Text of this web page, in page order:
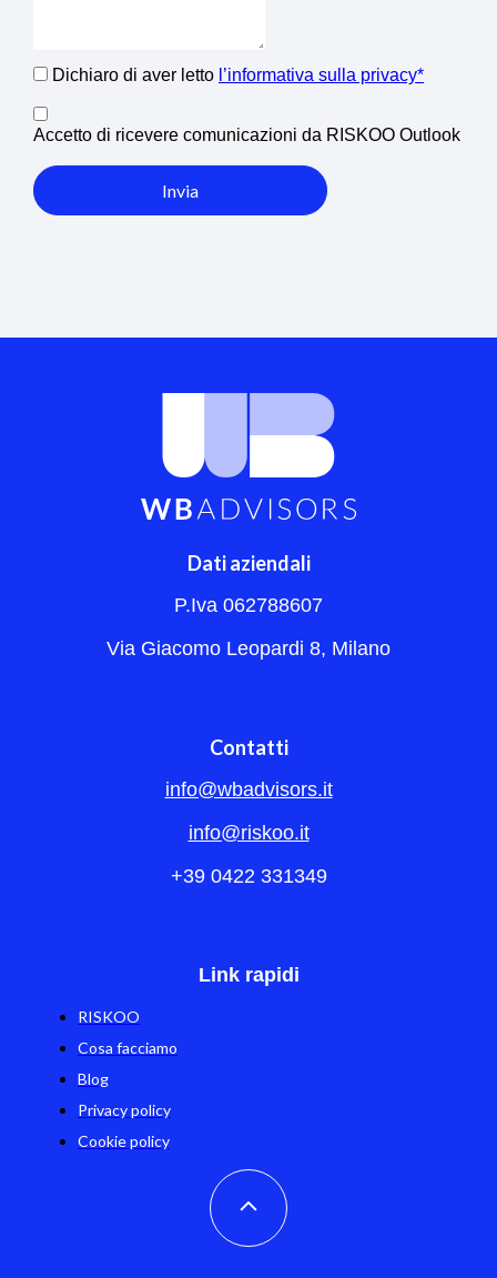
Dichiaro di aver letto l’informativa sulla privacy*
Accetto di ricevere comunicazioni da RISKOO Outlook
Invia
Dati aziendali
P.Iva 062788607
Via Giacomo Leopardi 8, Milano
Contatti
info@wbadvisors.it
info@riskoo.it
+39 0422 331349
Link rapidi
RISKOO
Cosa facciamo
Blog
Privacy policy
Cookie policy